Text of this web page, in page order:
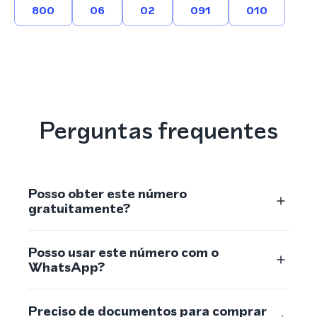
800 06 02 091 010
Perguntas frequentes
Posso obter este número
gratuitamente?
Posso usar este número com o
WhatsApp?
Preciso de documentos para comprar